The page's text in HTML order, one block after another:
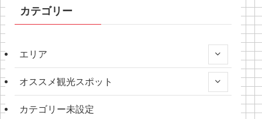
カテゴリー
エリア
オススメ観光スポット
カテゴリー未設定